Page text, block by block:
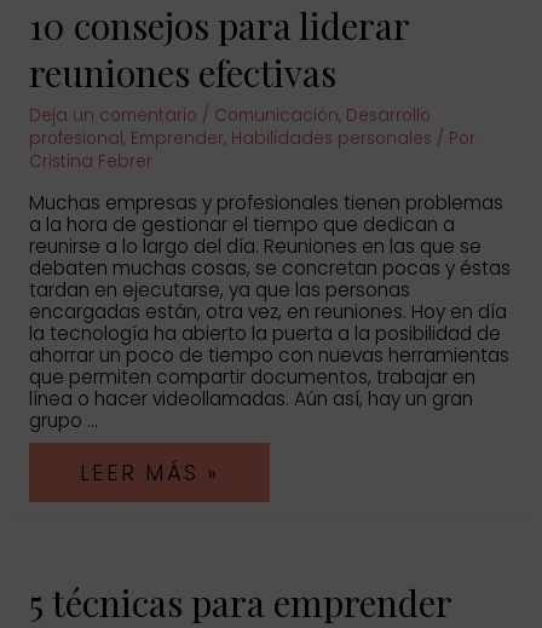
METAS?
10 consejos para liderar
reuniones efectivas
Deja un comentario / Comunicación, Desarrollo
profesional, Emprender, Habilidades personales / Por
Cristina Febrer
Muchas empresas y profesionales tienen problemas
a la hora de gestionar el tiempo que dedican a
reunirse a lo largo del día. Reuniones en las que se
debaten muchas cosas, se concretan pocas y éstas
tardan en ejecutarse, ya que las personas
encargadas están, otra vez, en reuniones. Hoy en día
la tecnología ha abierto la puerta a la posibilidad de
ahorrar un poco de tiempo con nuevas herramientas
que permiten compartir documentos, trabajar en
línea o hacer videollamadas. Aún así, hay un gran
grupo …
10
PARA
LEER MÁS »
5 técnicas para emprender